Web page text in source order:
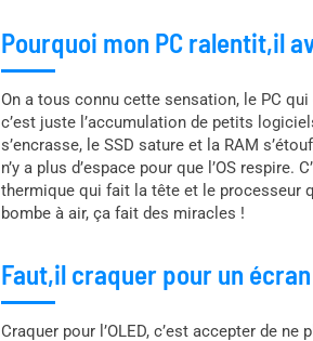
Pourquoi mon PC ralentit,il
On a tous connu cette sensation, le PC
c’est juste l’accumulation de petits
s’encrasse, le SSD sature et la RAM
n’y a plus d’espace pour que l’OS
thermique qui fait la tête et le processeur
bombe à air, ça fait des miracles !
Faut,il craquer pour un écran
Craquer pour l’OLED, c’est accepter de